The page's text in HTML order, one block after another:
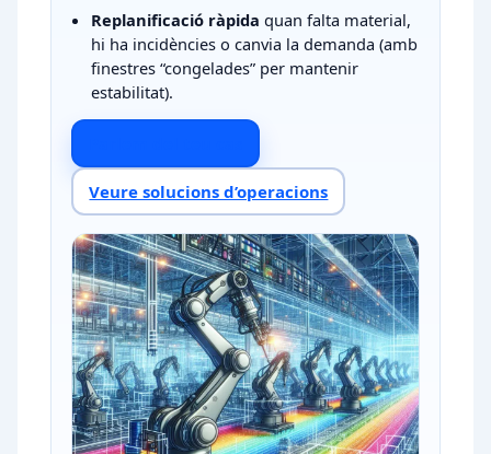
Replanificació ràpida quan falta material,
hi ha incidències o canvia la demanda (amb
finestres “congelades” per mantenir
estabilitat).
Veure solucions d’operacions